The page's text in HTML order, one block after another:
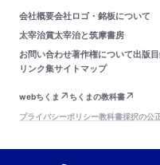
会社概要会社ロゴ・銘板について
太宰治賞太宰治と筑摩書房
お問い合わせ著作権について出版
リンク集サイトマップ
webちくま
ちくまの教科書
プライバシーポリシー教科書採択の公